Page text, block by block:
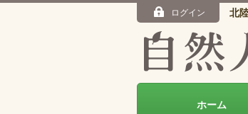
ログイン 北
ホーム